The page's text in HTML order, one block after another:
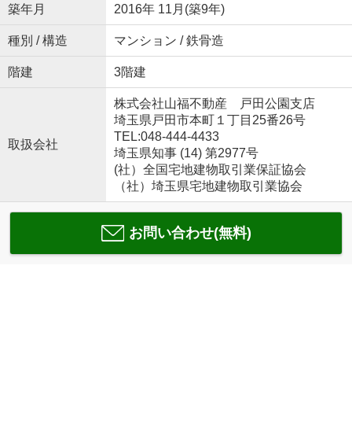
築年月 2016年 11月(築9年)
種別 / 構造 マンション / 鉄骨造
階建 3階建
取扱会社
株式会社山福不動産 戸田公園支店
埼玉県戸田市本町１丁目25番26号
TEL:048-444-4433
埼玉県知事 (14) 第2977号
(社）全国宅地建物取引業保証協会
（社）埼玉県宅地建物取引業協会
お問い合わせ(無料)